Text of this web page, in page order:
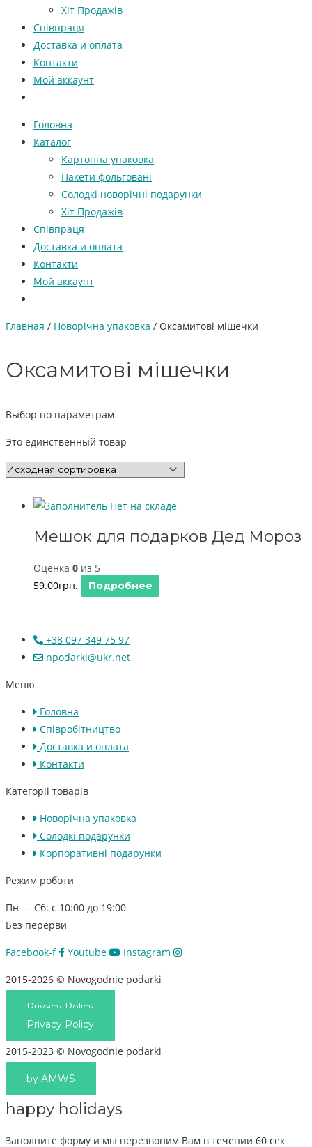
Хіт Продажів
Співпраця
Доставка и оплата
Контакти
Мой аккаунт
Головна
Каталог
Картонна упаковка
Пакети фольговані
Солодкі новорічні подарунки
Хіт Продажів
Співпраця
Доставка и оплата
Контакти
Мой аккаунт
Главная / Новорічна упаковка / Оксамитові мішечки
Оксамитові мішечки
Выбор по параметрам
Это единственный товар
Нет на складе
Мешок для подарков Дед Мороз
Оценка 0 из 5
59.00грн. Подробнее
+38 097 349 75 97
npodarki@ukr.net
Меню
Головна
Співробітництво
Доставка и оплата
Контакти
Категоріі товарів
Новорічна упаковка
Солодкі подарунки
Корпоративні подарунки
Режим роботи
Пн — Сб: с 10:00 до 19:00
Без перерви
Facebook-f Youtube Instagram
2015-2026 © Novogodnie podarki
Privacy Policy
Privacy Policy
2015-2023 © Novogodnie podarki
by AMWS
happy holidays
Заполните форму и мы перезвоним Вам в течении 60 сек